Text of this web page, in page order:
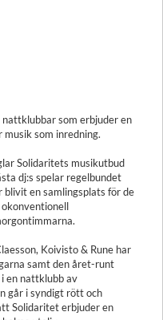
som erbjuder en
som inredning.
Solidaritets musikutbud
dj:s spelar regelbundet
en samlingsplats för de
Koivisto & Rune har
samt den året-runt
en nattklubb av
går i syndigt rött och
Solidaritet erbjuder en